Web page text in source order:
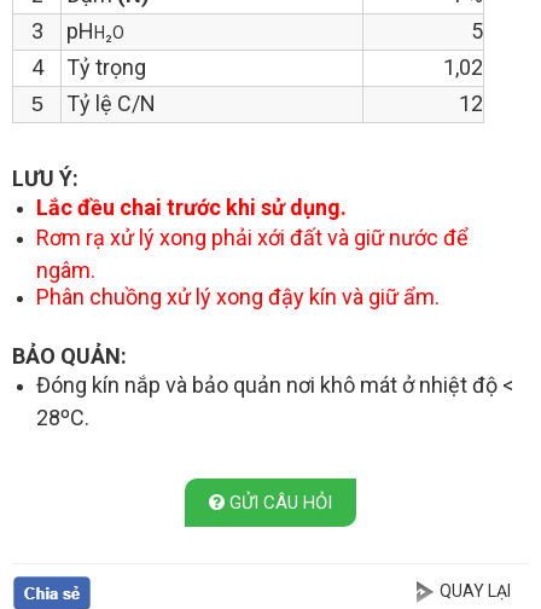
3
pH H₂O
5
4
Tỷ trọng 1,02
5 Tỷ lệ C/N 12
LƯU Ý:
Lắc đều chai trước khi sử dụng.
Rơm rạ xử lý xong phải xới đất và giữ nước để
ngâm.
Phân chuồng xử lý xong đậy kín và giữ ẩm.
BẢO QUẢN:
Đóng kín nắp và bảo quản nơi khô mát ở nhiệt độ <
28ºC.
GỬI CÂU HỎI
QUAY LẠI